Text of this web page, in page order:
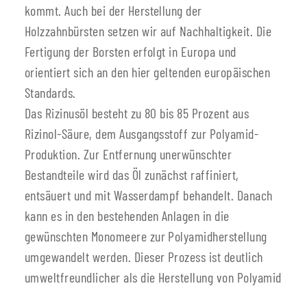
kommt. Auch bei der Herstellung der
Holzzahnbürsten setzen wir auf Nachhaltigkeit. Die
Fertigung der Borsten erfolgt in Europa und
orientiert sich an den hier geltenden europäischen
Standards.
Das Rizinusöl besteht zu 80 bis 85 Prozent aus
Rizinol-Säure, dem Ausgangsstoff zur Polyamid-
Produktion. Zur Entfernung unerwünschter
Bestandteile wird das Öl zunächst raffiniert,
entsäuert und mit Wasserdampf behandelt. Danach
kann es in den bestehenden Anlagen in die
gewünschten Monomeere zur Polyamidherstellung
umgewandelt werden. Dieser Prozess ist deutlich
umweltfreundlicher als die Herstellung von Polyamid